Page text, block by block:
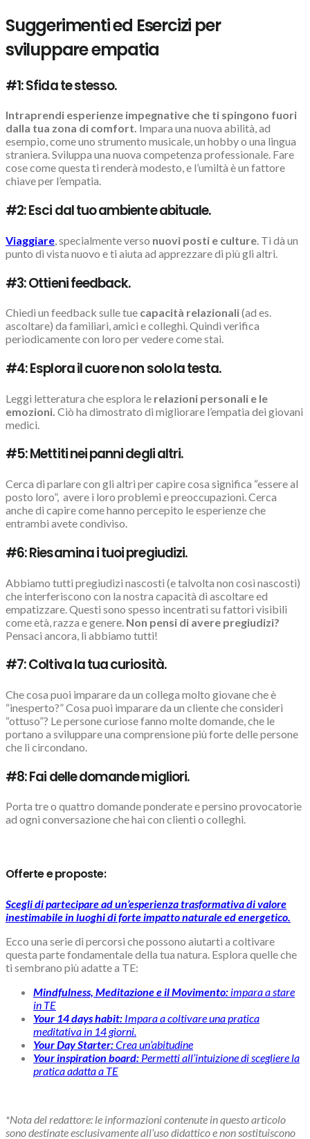
Suggerimenti ed Esercizi per
sviluppare empatia
#1: Sfida te stesso.
Intraprendi esperienze impegnative che ti spingono fuori
dalla tua zona di comfort. Impara una nuova abilità, ad
esempio, come uno strumento musicale, un hobby o una lingua
straniera. Sviluppa una nuova competenza professionale. Fare
cose come questa ti renderà modesto, e l’umiltà è un fattore
chiave per l’empatia.
#2: Esci dal tuo ambiente abituale.
Viaggiare , specialmente verso nuovi posti e culture . Ti dà un
punto di vista nuovo e ti aiuta ad apprezzare di più gli altri.
#3: Ottieni feedback.
Chiedi un feedback sulle tue capacità relazionali(ad es.
ascoltare) da familiari, amici e colleghi. Quindi verifica
periodicamente con loro per vedere come stai.
#4: Esplora il cuore non solo la testa.
Leggi letteratura che esplora le relazioni personali e le
emozioni. Ciò ha dimostrato di migliorare l’empatia dei giovani
medici.
#5: Mettiti nei panni degli altri.
Cerca di parlare con gli altri per capire cosa significa “essere al
posto loro”, avere i loro problemi e preoccupazioni. Cerca
anche di capire come hanno percepito le esperienze che
entrambi avete condiviso.
#6: Riesamina i tuoi pregiudizi.
Abbiamo tutti pregiudizi nascosti (e talvolta non così nascosti)
che interferiscono con la nostra capacità di ascoltare ed
empatizzare. Questi sono spesso incentrati su fattori visibili
come età, razza e genere. Non pensi di avere pregiudizi?
Pensaci ancora, li abbiamo tutti!
#7: Coltiva la tua curiosità.
Che cosa puoi imparare da un collega molto giovane che è
“inesperto?” Cosa puoi imparare da un cliente che consideri
“ottuso”? Le persone curiose fanno molte domande, che le
portano a sviluppare una comprensione più forte delle persone
che li circondano.
#8: Fai delle domande migliori.
Porta tre o quattro domande ponderate e persino provocatorie
ad ogni conversazione che hai con clienti o colleghi.
Offerte e proposte:
Scegli di partecipare ad un’esperienza trasformativa di valore
inestimabile in luoghi di forte impatto naturale ed energetico.
Ecco una serie di percorsi che possono aiutarti a coltivare
questa parte fondamentale della tua natura. Esplora quelle che
ti sembrano più adatte a TE:
Mindfulness, Meditazione e il Movimento: impara a stare
in TE
Your 14 days habit: Impara a coltivare una pratica
meditativa in 14 giorni.
Your Day Starter:Crea un’abitudine
Your inspiration board: Permetti all’intuizione di scegliere la
pratica adatta a TE
*Nota del redattore: le informazioni contenute in questo articolo
sono destinate esclusivamente all’uso didattico e non sostituiscono